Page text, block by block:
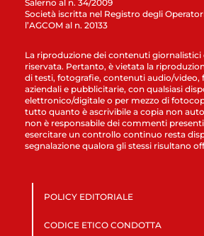
Salerno al n. 34/2009
Società iscritta nel Registro degli
l’AGCOM al n. 20133
La riproduzione dei contenuti giornalistici
riservata. Pertanto, è vietata la
di testi, fotografie, contenuti audio/video,
aziendali e pubblicitarie, con qualsiasi
elettronico/digitale o per mezzo di
tutto quanto è ascrivibile a copia non
non è responsabile dei commenti
esercitare un controllo continuo resta
segnalazione qualora gli stessi risultano
POLICY EDITORIALE
CODICE ETICO CONDOTTA